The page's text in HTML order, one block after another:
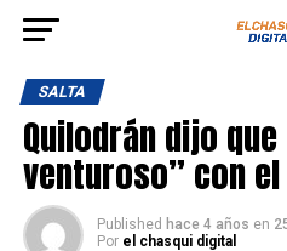
SALTA
Quilodrán dijo
venturoso” con
Published hace 4 años en
Por el chasqui digital